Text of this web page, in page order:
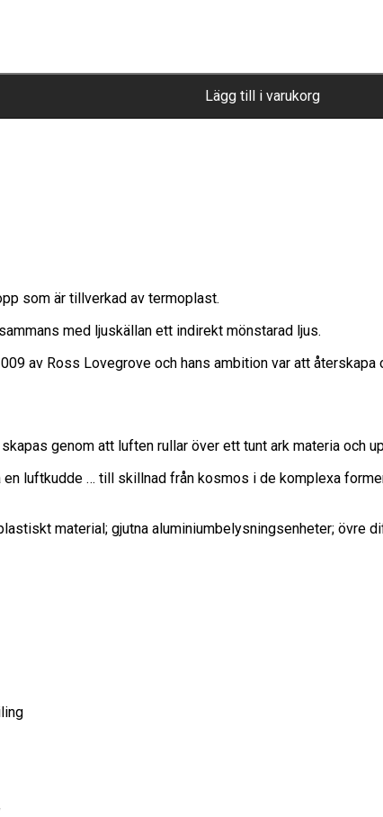
Lägg till i varukorg
som är tillverkad av termoplast.
med ljuskällan ett indirekt mönstarad ljus.
av Ross Lovegrove och hans ambition var att
genom att luften rullar över ett tunt ark materia och
luftkudde … till skillnad från kosmos i de komplexa
material; gjutna aluminiumbelysningsenheter; övre